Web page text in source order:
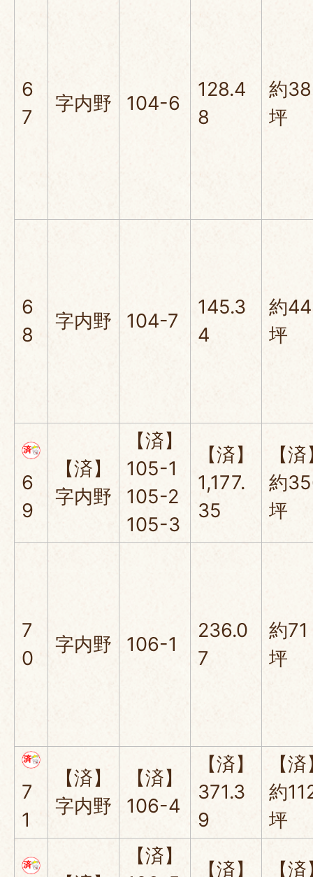
6
7
字内野 104-6
128.4
8
約38
坪
6
8
字内野 104-7
145.3
4
約44
坪
6
9
【済】
字内野
【済】
105-1
105-2
105-3
【済】
1,177.
35
【
約
坪
7
0
字内野 106-1
236.0
7
約71
坪
7
1
【済】
字内野
【済】
106-4
【済】
371.3
9
【
約
坪
【済】
【済】 【